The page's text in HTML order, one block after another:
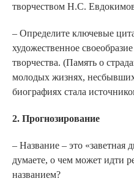
творчеством Н.С.
– Определите ключевые
художественное
творчества. (Память о
молодых жизнях,
биографиях стала
2. Прогнозирование
– Название – это «заветная
думаете, о чем может идти
названием?